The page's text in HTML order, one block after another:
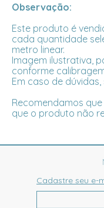
Observação:
Este produto é
cada quantidade
metro linear.
Imagem ilustrativa,
conforme
Em caso de
Recomendamos
que o produto não
Cadastre seu e-